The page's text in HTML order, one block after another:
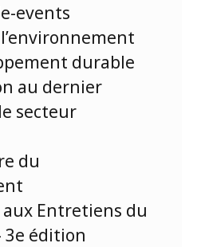
events
durable
au dernier
secteur
du
Entretiens du
3e édition